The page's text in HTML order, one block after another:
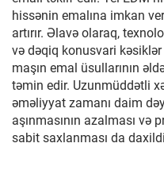
hissənin emalına imkan
artırır. Əlavə olaraq,
və dəqiq konusvari
maşın emal üsullarının
təmin edir. Uzunmüddətli
əməliyyat zamanı daim
aşınmasının azalması və
sabit saxlanması da